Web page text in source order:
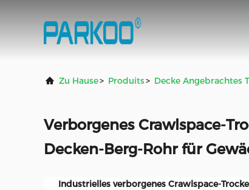
Zu Hause> Produits> Decke Angebrachtes
Verborgenes Crawlspace-
Decken-Berg-Rohr für
Industrielles verborgenes Crawlspace-